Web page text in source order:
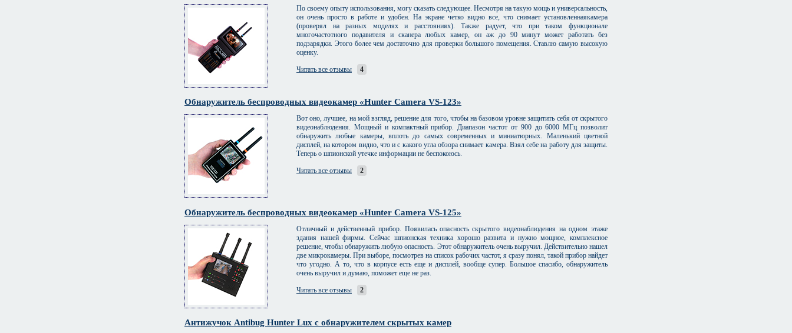
По своему опыту использования, могу сказать следующее. Несмотря на такую мощь и универсальность,
он очень просто в работе и удобен. На экране четко видно все, что снимает установленнаякамера
(проверял на разных моделях и расстояниях). Также радует, что при таком функционале
многочастотного подавителя и сканера любых камер, он аж до 90 минут может работать без
подзарядки. Этого более чем достаточно для проверки большого помещения. Ставлю самую высокую
оценку.
Читать все отзывы 4
Обнаружитель беспроводных видеокамер «Hunter Camera VS-123»
Вот оно, лучшее, на мой взгляд, решение для того, чтобы на базовом уровне защитить себя от скрытого
видеонаблюдения. Мощный и компактный прибор. Диапазон частот от 900 до 6000 МГц позволит
обнаружить любые камеры, вплоть до самых современных и миниатюрных. Маленький цветной
дисплей, на котором видно, что и с какого угла обзора снимает камера. Взял себе на работу для защиты.
Теперь о шпионской утечке информации не беспокоюсь.
Читать все отзывы 2
Обнаружитель беспроводных видеокамер «Hunter Camera VS-125»
Отличный и действенный прибор. Появилась опасность скрытого видеонаблюдения на одном этаже
здания нашей фирмы. Сейчас шпионская техника хорошо развита и нужно мощное, комплексное
решение, чтобы обнаружить любую опасность. Этот обнаружитель очень выручил. Действительно нашел
две микрокамеры. При выборе, посмотрев на список рабочих частот, я сразу понял, такой прибор найдет
что угодно. А то, что в корпусе есть еще и дисплей, вообще супер. Большое спасибо, обнаружитель
очень выручил и думаю, поможет еще не раз.
Читать все отзывы 2
Антижучок Antibug Hunter Lux с обнаружителем скрытых камер